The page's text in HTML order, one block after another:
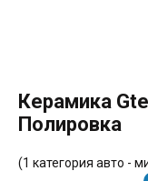
Керамика
Полировка
(1 категория авто -